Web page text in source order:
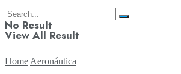
No Result
View All Result
Home Aeronáutica